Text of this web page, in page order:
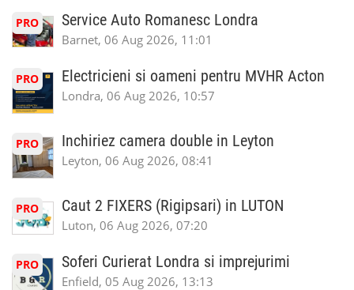
PRO Service Auto Romanesc Londra
Barnet, 06 Aug 2026, 11:01
PRO Electricieni si oameni pentru MVHR Acton
Londra, 06 Aug 2026, 10:57
PRO Inchiriez camera double in Leyton
Leyton, 06 Aug 2026, 08:41
PRO Caut 2 FIXERS (Rigipsari) in LUTON
Luton, 06 Aug 2026, 07:20
PRO Soferi Curierat Londra si imprejurimi
Enfield, 05 Aug 2026, 13:13